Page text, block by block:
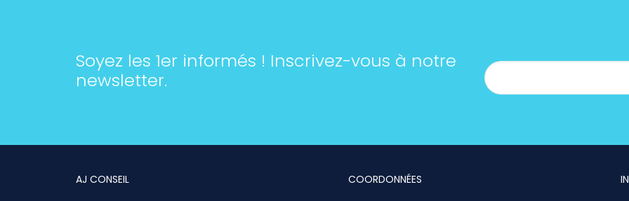
Soyez les 1er informés ! Inscrivez-vous à notre
newsletter.
AJ CONSEIL COORDONNÉES